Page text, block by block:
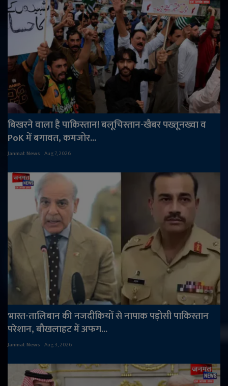
बिखरने वाला है पाकिस्तान! बलूचिस्तान-खैबर पख्तूनख्वा व
PoK में बगावत, कमजोर...
Janmat News Aug 7, 2026
भारत-तालिबान की नजदीकियों से नापाक पड़ोसी पाकिस्तान
परेशान, बौखलाहट में अफग...
Janmat News Aug 3, 2026